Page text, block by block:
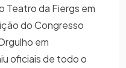
Teatro da Fiergs em
do Congresso
em
oficiais de todo o